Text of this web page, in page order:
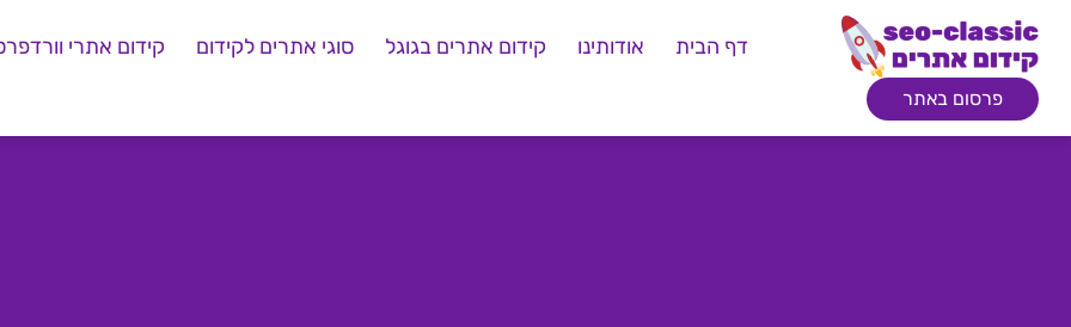
דף הבית אודותינו קידום אתרים בגוגל סוגי אתרים לקידום קידום אתרי
פרסום באתר